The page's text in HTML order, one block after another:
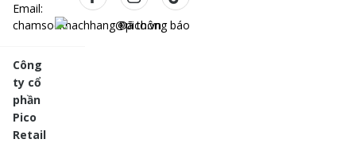
Email:
chamsockhachhang@pico.vn
Công
ty cổ
phần
Pico
Retail